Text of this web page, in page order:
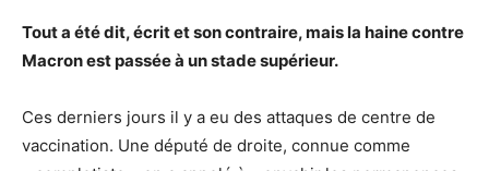
Tout a été dit, écrit et son contraire, mais la haine contre
Macron est passée à un stade supérieur.
Ces derniers jours il y a eu des attaques de centre de
vaccination. Une député de droite, connue comme